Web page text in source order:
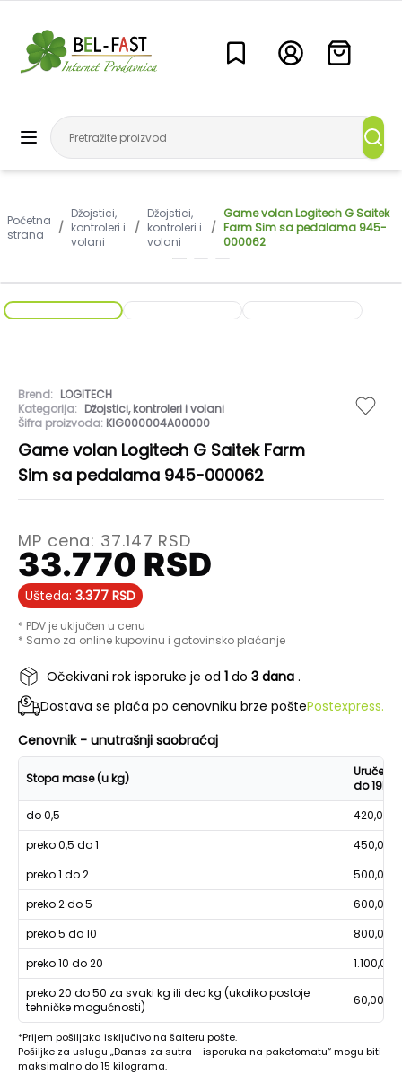
Početna
strana
/
Džojstici,
kontroleri i
volani
/
Džojstici,
kontroleri i
volani
/
Game volan Logitech G Saitek
Farm Sim sa pedalama 945-
000062
Brend: LOGITECH
Kategorija: Džojstici, kontroleri i volani
Šifra proizvoda: KIG000004A00000
Game volan Logitech G Saitek Farm
Sim sa pedalama 945-000062
MP cena: 37.147 RSD
33.770 RSD
Ušteda: 3.377 RSD
* PDV je uključen u cenu
* Samo za online kupovinu i gotovinsko plaćanje
Očekivani rok isporuke je od 1 do 3 dana .
Dostava se plaća po cenovniku brze poštePostexpress.
Cenovnik - unutrašnji saobraćaj
Stopa mase (u kg)
Uručenje
do 19h
do 0,5
420,00
preko 0,5 do 1
450,00
preko 1 do 2
500,00
preko 2 do 5
600,00
preko 5 do 10
800,00
preko 10 do 20
1.100,00
preko 20 do 50 za svaki kg ili deo kg (ukoliko postoje
tehničke mogućnosti)
60,00
*Prijem pošiljaka isključivo na šalteru pošte.
Pošiljke za uslugu „Danas za sutra - isporuka na paketomatu“ mogu biti
maksimalno do 15 kilograma.